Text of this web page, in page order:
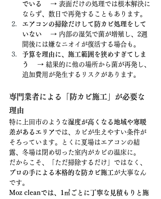
でいる
→ 表面だけの処理では根本解決に
ならず、数日で再発することもあります。
エアコンの掃除だけして防カビ処理をして
いない → 内部の湿気で菌が増殖し、2週
間後には嫌なニオイが復活する場合も。
予算を理由に、施工範囲を狭めすぎてしま
う
→ 結果的に他の場所から菌が再発し、
追加費用が発生するリスクがあります。
専門業者による「防カビ施工」が必要な
理由
特に上田市のような湿度が高くなる地域や寒暖
差があるエリアでは、カビが生えやすい条件が
そろっています。とくに夏場はエアコンの結
露、冬場は閉め切った室内がカビの温床に。
だからこそ、「ただ掃除するだけ」ではなく、
プロの手による本格的な防カビ施工が大事なん
です。
Moz cleanでは、1㎡ごとに丁寧な見積もりと施